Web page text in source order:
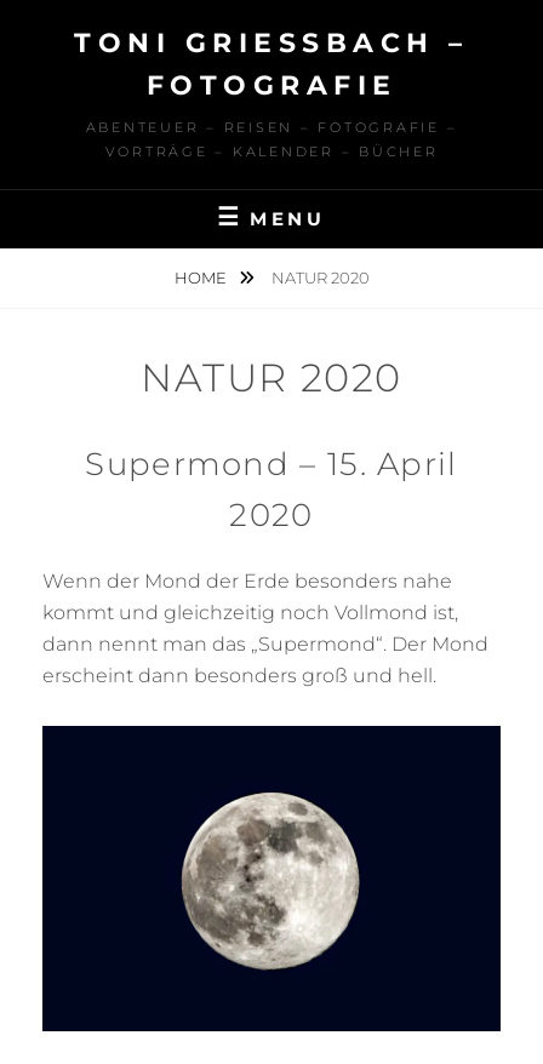
TONI GRIESSBACH – F
OTOGRAFIE
ABENTEUER – REISEN – FOTOGRAFIE –
VORTRÄGE – KALENDER – BÜCHER
MENU
HOME NATUR 2020
NATUR 2020
Supermond – 15. April
2020
Wenn der Mond der Erde besonders nahe
kommt und gleichzeitig noch Vollmond ist,
dann nennt man das „Supermond“. Der Mond
erscheint dann besonders groß und hell.